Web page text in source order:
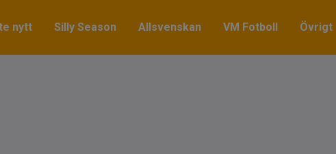
nytt Silly Season Allsvenskan VM Fotboll Övrigt